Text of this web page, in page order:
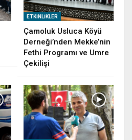
ETKINLIKLER
Çamoluk Usluca Köyü
Derneği’nden Mekke’nin
Fethi Programı ve Umre
Çekilişi